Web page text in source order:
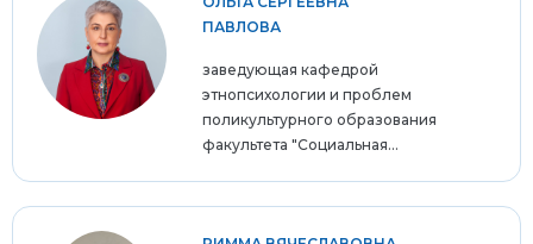
ПАВЛОВА
заведующая кафедрой
этнопсихологии и проблем
поликультурного образования
факультета "Социальная...